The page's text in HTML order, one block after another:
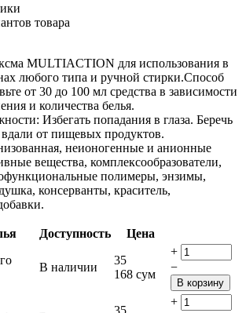
товара
MULTIACTION для использования в
любого типа и ручной стирки.Способ
от 30 до 100 мл средства в зависимости
и количества белья.
Избегать попадания в глаза. Беречь
от пищевых продуктов.
неионогенные и анионные
вещества, комплексообразователи,
полимеры, энзимы,
консерванты, краситель,
Доступность Цена
В наличии
35
168 сум
+
−
В корзину
35
+